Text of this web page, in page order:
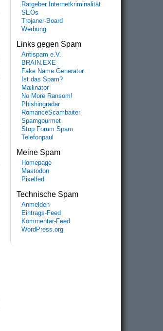
Ratgeber Internetkriminalität
SEOs
Trojaner-Board
Werbung
Links gegen Spam
Antispam e.V.
BRAIN.EXE
Fake Name Generator
Ist das Spam?
Mailinator
No More Ransom!
Phishingradar
RomanceScambaiter
Spamgourmet
Stop Forum Spam
Telefonpaul
Meine Spam
Homepage
Mastodon
Pixelfed
Technische Spam
Anmelden
Eintrags-Feed
Kommentar-Feed
WordPress.org